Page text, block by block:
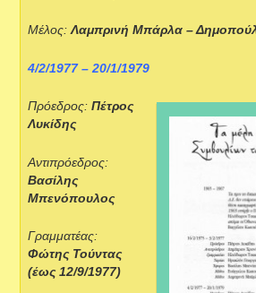
Μέλος:Λαμπρινή Μπάρλα –
4/2/1977 – 20/1/1979
Πρόεδρος:Πέτρος
Λυκίδης
Αντιπρόεδρος:
Βασίλης
Μπενόπουλος
Γραμματέας:
Φώτης Τούντας
(έως 12/9/1977)